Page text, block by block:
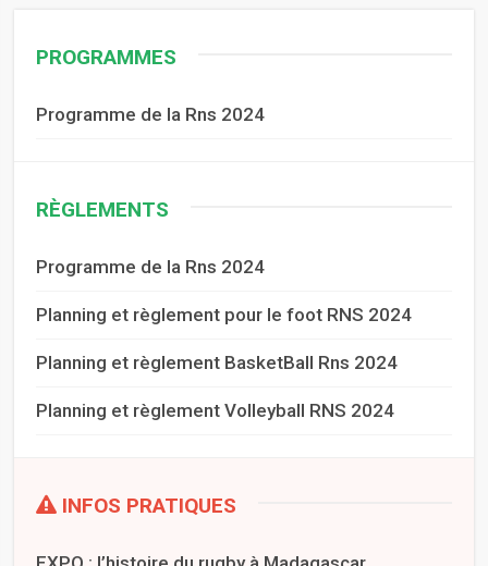
PROGRAMMES
Programme de la Rns 2024
RÈGLEMENTS
Programme de la Rns 2024
Planning et règlement pour le foot RNS 2024
Planning et règlement BasketBall Rns 2024
Planning et règlement Volleyball RNS 2024
INFOS PRATIQUES